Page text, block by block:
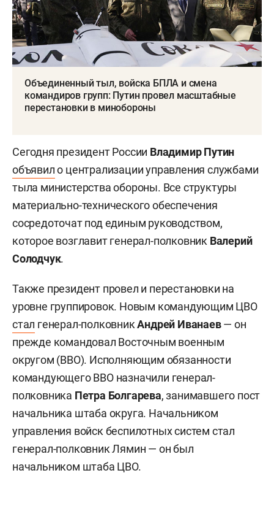
Объединенный тыл, войска БПЛА и смена
командиров групп: Путин провел масштабные
перестановки в минобороны
Сегодня президент России Владимир Путин
объявило централизации управления службами
тыла министерства обороны. Все структуры
материально-технического обеспечения
сосредоточат под единым руководством,
которое возглавит генерал-полковник Валерий
Солодчук.
Также президент провел и перестановки на
уровне группировок. Новым командующим ЦВО
стал генерал-полковникАндрей Иванаев— он
прежде командовал Восточным военным
округом (ВВО). Исполняющим обязанности
командующего ВВО назначили генерал-
полковника Петра Болгарева, занимавшего пост
начальника штаба округа. Начальником
управления войск беспилотных систем стал
генерал-полковник Лямин — он был
начальником штаба ЦВО.